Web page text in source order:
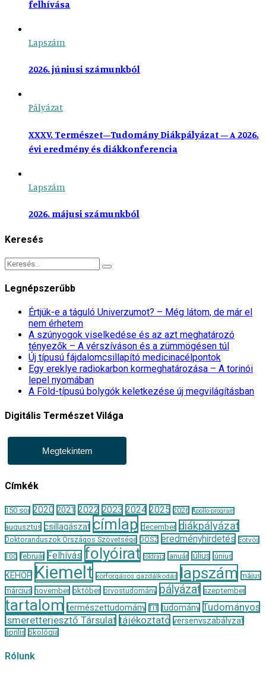
felhívása
Lapszám
2026. júniusi számunkból
Pályázat
XXXV. Természet–Tudomány Diákpályázat – A 2026.
évi eredmény és diákkonferencia
Lapszám
2026. májusi számunkból
Keresés
Legnépszerűbb
Értjük-e a táguló Univerzumot? – Még látom, de már el
nem érhetem
A szúnyogok viselkedése és az azt meghatározó
tényezők – A vérszíváson és a zümmögésen túl
Új típusú fájdalomcsillapító medicinacélpontok
Egy ereklye radiokarbon kormeghatározása – A torinói
lepel nyomában
A Föld-típusú bolygók keletkezése új megvilágításban
Digitális Természet Világa
Megtekintem
Címkék
150 sor 2020 2021 2022 2023 2024 2025 2026 Apollo-program
augusztus csillagászat címlap december diákpályázat
Doktoranduszok Országos Szövetsége DOSZ eredményhirdetés Eötvös
100 február Felhívás folyóirat földrajz január július június
KEHOP Kiemelt körforgásos gazdálkodás lapszám május
március november október orvostudomány pályázat szeptember
tartalom természettudomány TIT tudomány Tudományos
Ismeretterjesztő Társulat tájékoztató versenyszabályzat
április ökológia
Rólunk